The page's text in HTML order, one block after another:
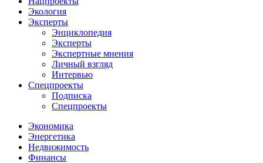
Экология
Эксперты
Энциклопедия
Эксперты
Экспертные мнения
Личный взгляд
Интервью
Спецпроекты
Подписка
Спецпроекты
Экономика
Энергетика
Недвижимость
Финансы